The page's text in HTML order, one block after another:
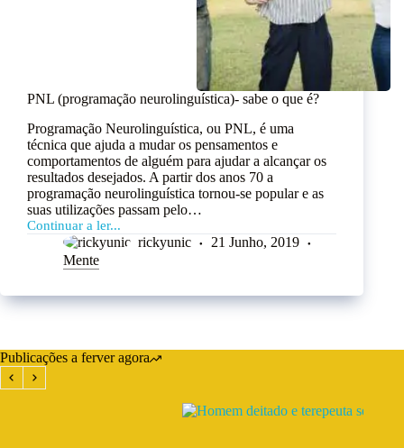
PNL (programação neurolinguística)- sabe o que é?
Programação Neurolinguística, ou PNL, é uma
técnica que ajuda a mudar os pensamentos e
comportamentos de alguém para ajudar a alcançar os
resultados desejados. A partir dos anos 70 a
programação neurolinguística tornou-se popular e as
suas utilizações passam pelo…
Continuar a ler...
rickyunic
21 Junho, 2019
Mente
Publicações a ferver agora